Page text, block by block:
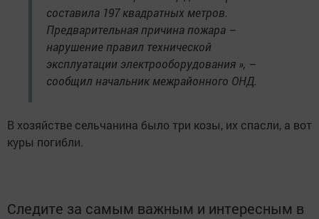
составила 197 квадратных метров.
Предварительная причина пожара –
нарушение правил технической
эксплуатации электрооборудования », –
сообщил начальник межрайонного ОНД.
В хозяйстве сельчанина было три козы, их спасли, а вот
куры погибли.
Следите за самым важным и интересным в